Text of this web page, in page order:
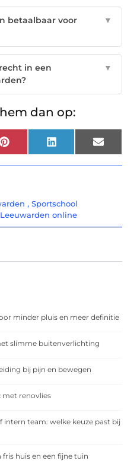
betaalbaar voor
▼
in een
▼
dan op:
Pinterest LinkedIn Email
, Sportschool
online
minder pluis en meer definitie
slimme buitenverlichting
bij pijn en bewegen
met renovlies
team: welke keuze past bij
huis en een fijne tuin